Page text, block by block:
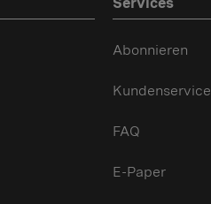
Abonnieren
Kundenservice
FAQ
E-Paper